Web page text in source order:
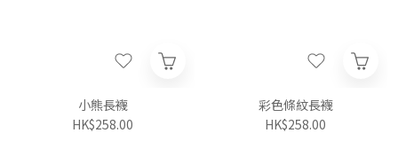
小熊長襪
HK$258.00
彩色條紋長襪
HK$258.00